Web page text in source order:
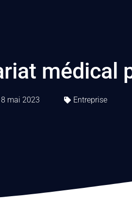
médical
8 mai 2023 Entreprise